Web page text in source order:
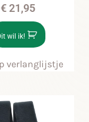
€21,95
wil ik!
verlanglijstje